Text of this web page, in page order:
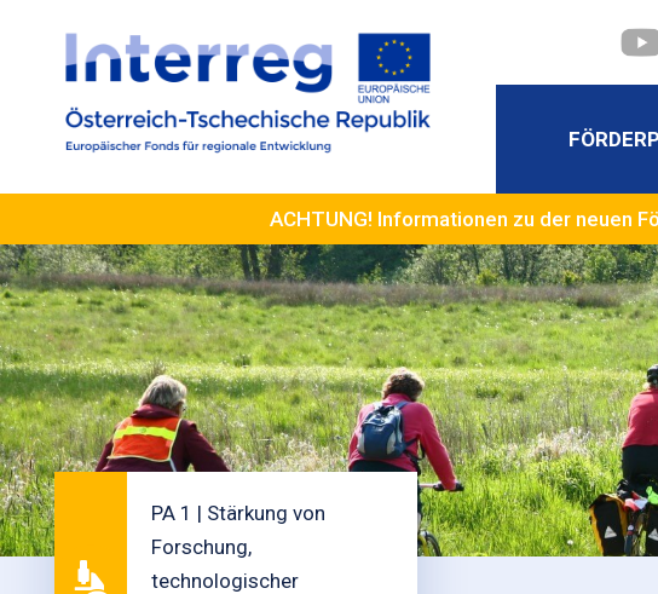
ACHTUNG! Informationen zu der neuen
PA 1 | Stärkung von
Forschung,
technologischer